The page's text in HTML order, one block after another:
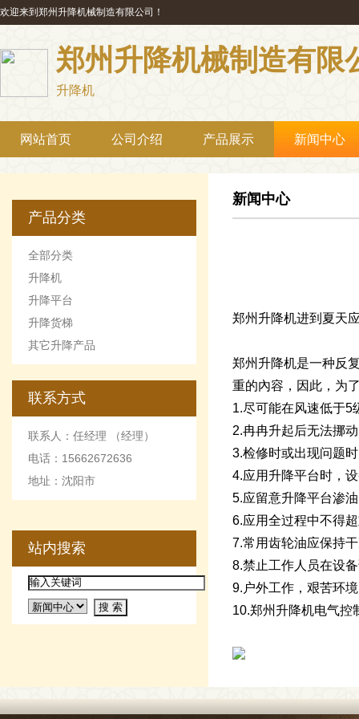
欢迎来到郑州升降机械制造有限公司！
郑州升降机械制造有限
升降机
网站首页 公司介绍 产品展示 新闻中心
产品分类
全部分类
升降机
升降平台
升降货梯
其它升降产品
联系方式
联系人：任经理 （经理）
电话：15662672636
地址：沈阳市
站内搜索
新闻中心
郑州升降机进到夏天
郑州升降机是一种反
重的內容，因此，为
1.尽可能在风速低于5
2.冉冉升起后无法挪
3.检修时或出现问题
4.应用升降平台时，
5.应留意升降平台渗
6.应用全过程中不得
7.常用齿轮油应保持
8.禁止工作人员在设
9.户外工作，艰苦环
10.郑州升降机电气控